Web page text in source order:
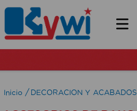
DECORACION Y ACABADOS